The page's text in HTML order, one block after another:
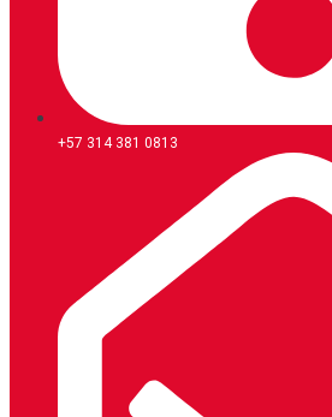
+57 314 381 0813